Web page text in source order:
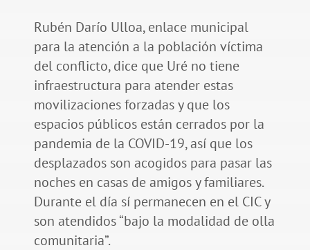
Rubén Darío Ulloa, enlace municipal
para la atención a la población víctima
del conflicto, dice que Uré no tiene
infraestructura para atender estas
movilizaciones forzadas y que los
espacios públicos están cerrados por la
pandemia de la COVID-19, así que los
desplazados son acogidos para pasar las
noches en casas de amigos y familiares.
Durante el día sí permanecen en el CIC y
son atendidos “bajo la modalidad de olla
comunitaria”.